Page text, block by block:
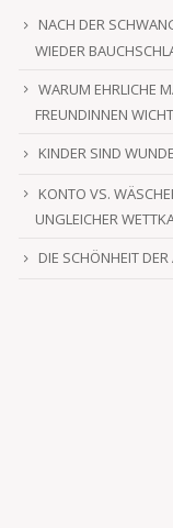
NACH DER
WIEDER
WARUM EHRLICHE
FREUNDINNEN
KINDER SIND
KONTO VS.
UNGLEICHER
DIE SCHÖNHEIT